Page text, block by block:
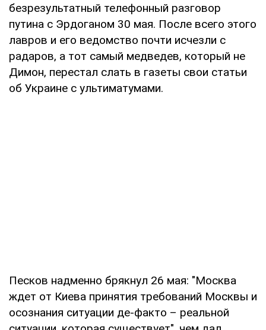
безрезультатный телефонный разговор
путина с Эрдоганом 30 мая. После всего этого
лавров и его ведомство почти исчезли с
радаров, а тот самый медведев, который не
Димон, перестал слать в газеты свои статьи
об Украине с ультиматумами.
Песков надменно брякнул 26 мая: "Москва
ждет от Киева принятия требований Москвы и
осознания ситуации де-факто – реальной